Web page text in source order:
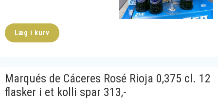
Læg i kurv
Marqués de Cáceres Rosé Rioja 0,375 cl. 12
flasker i et kolli spar 313,-